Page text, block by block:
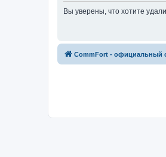
Вы уверены, что хотите
CommFort - официальный